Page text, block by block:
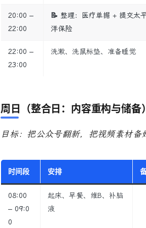
20:00 –
22:00
📝 整理：医疗单据 + 提交太
洋保险
22:00 –
23:00
洗漱、洗鼠标垫、准备睡觉
周日（整合日：内容重构与储备
目标：把公众号翻新，把视频素材备
时间段 安排
08:00
– 09:0
0
起床、早餐、维B、补脑
液